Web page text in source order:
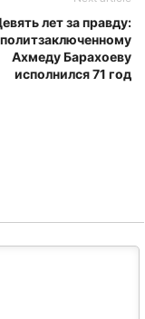
лет за правду:
политзаключенному
Ахмеду Барахоеву
исполнился 71 год